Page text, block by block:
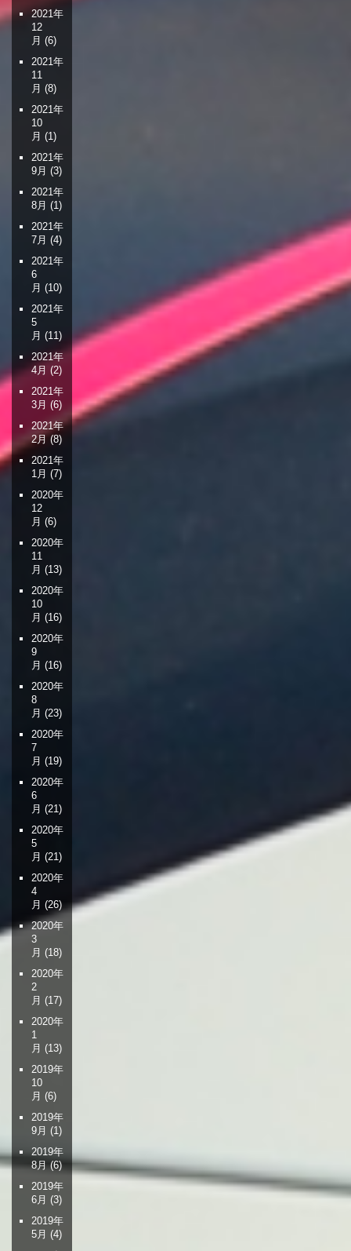
2021年
12
月 (6)
2021年
11
月 (8)
2021年
10
月 (1)
2021年
9月 (3)
2021年
8月 (1)
2021年
7月 (4)
2021年
6
月 (10)
2021年
5
月 (11)
2021年
4月 (2)
2021年
3月 (6)
2021年
2月(8)
2021年
1月 (7)
2020年
12
月 (6)
2020年
11
月 (13)
2020年
10
月 (16)
2020年
9
月 (16)
2020年
8
月 (23)
2020年
7
月 (19)
2020年
6
月 (21)
2020年
5
月 (21)
2020年
4
月 (26)
2020年
3
月 (18)
2020年
2
月 (17)
2020年
1
月 (13)
2019年
10
月 (6)
2019年
9月 (1)
2019年
8月(6)
2019年
6月 (3)
2019年
5月 (4)